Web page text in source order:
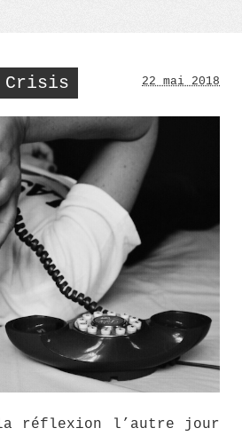
22 mai 2018
réflexion l’autre jour